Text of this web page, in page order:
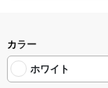
カラー
ホワイト